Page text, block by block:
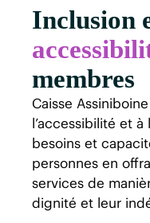
Inclusion
membres
Caisse
l’accessibilité et
besoins et
personnes en
services de
dignité et leur